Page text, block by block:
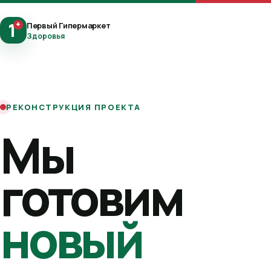
1+ Первый Гипермаркет
Здоровья
РЕКОНСТРУКЦИЯ ПРОЕКТА
Мы
готовим
новый